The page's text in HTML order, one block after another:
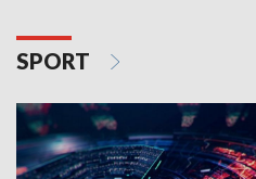
SPORT